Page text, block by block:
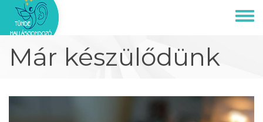
Ugrás
tartalomra
Toggle
Már készülődünk